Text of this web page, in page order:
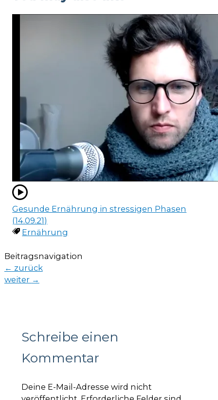
Gesunde Ernährung in stressigen Phasen
(14.09.21)
Ernährung
Beitragsnavigation
← zurück
weiter →
Schreibe einen
Kommentar
Deine E-Mail-Adresse wird nicht